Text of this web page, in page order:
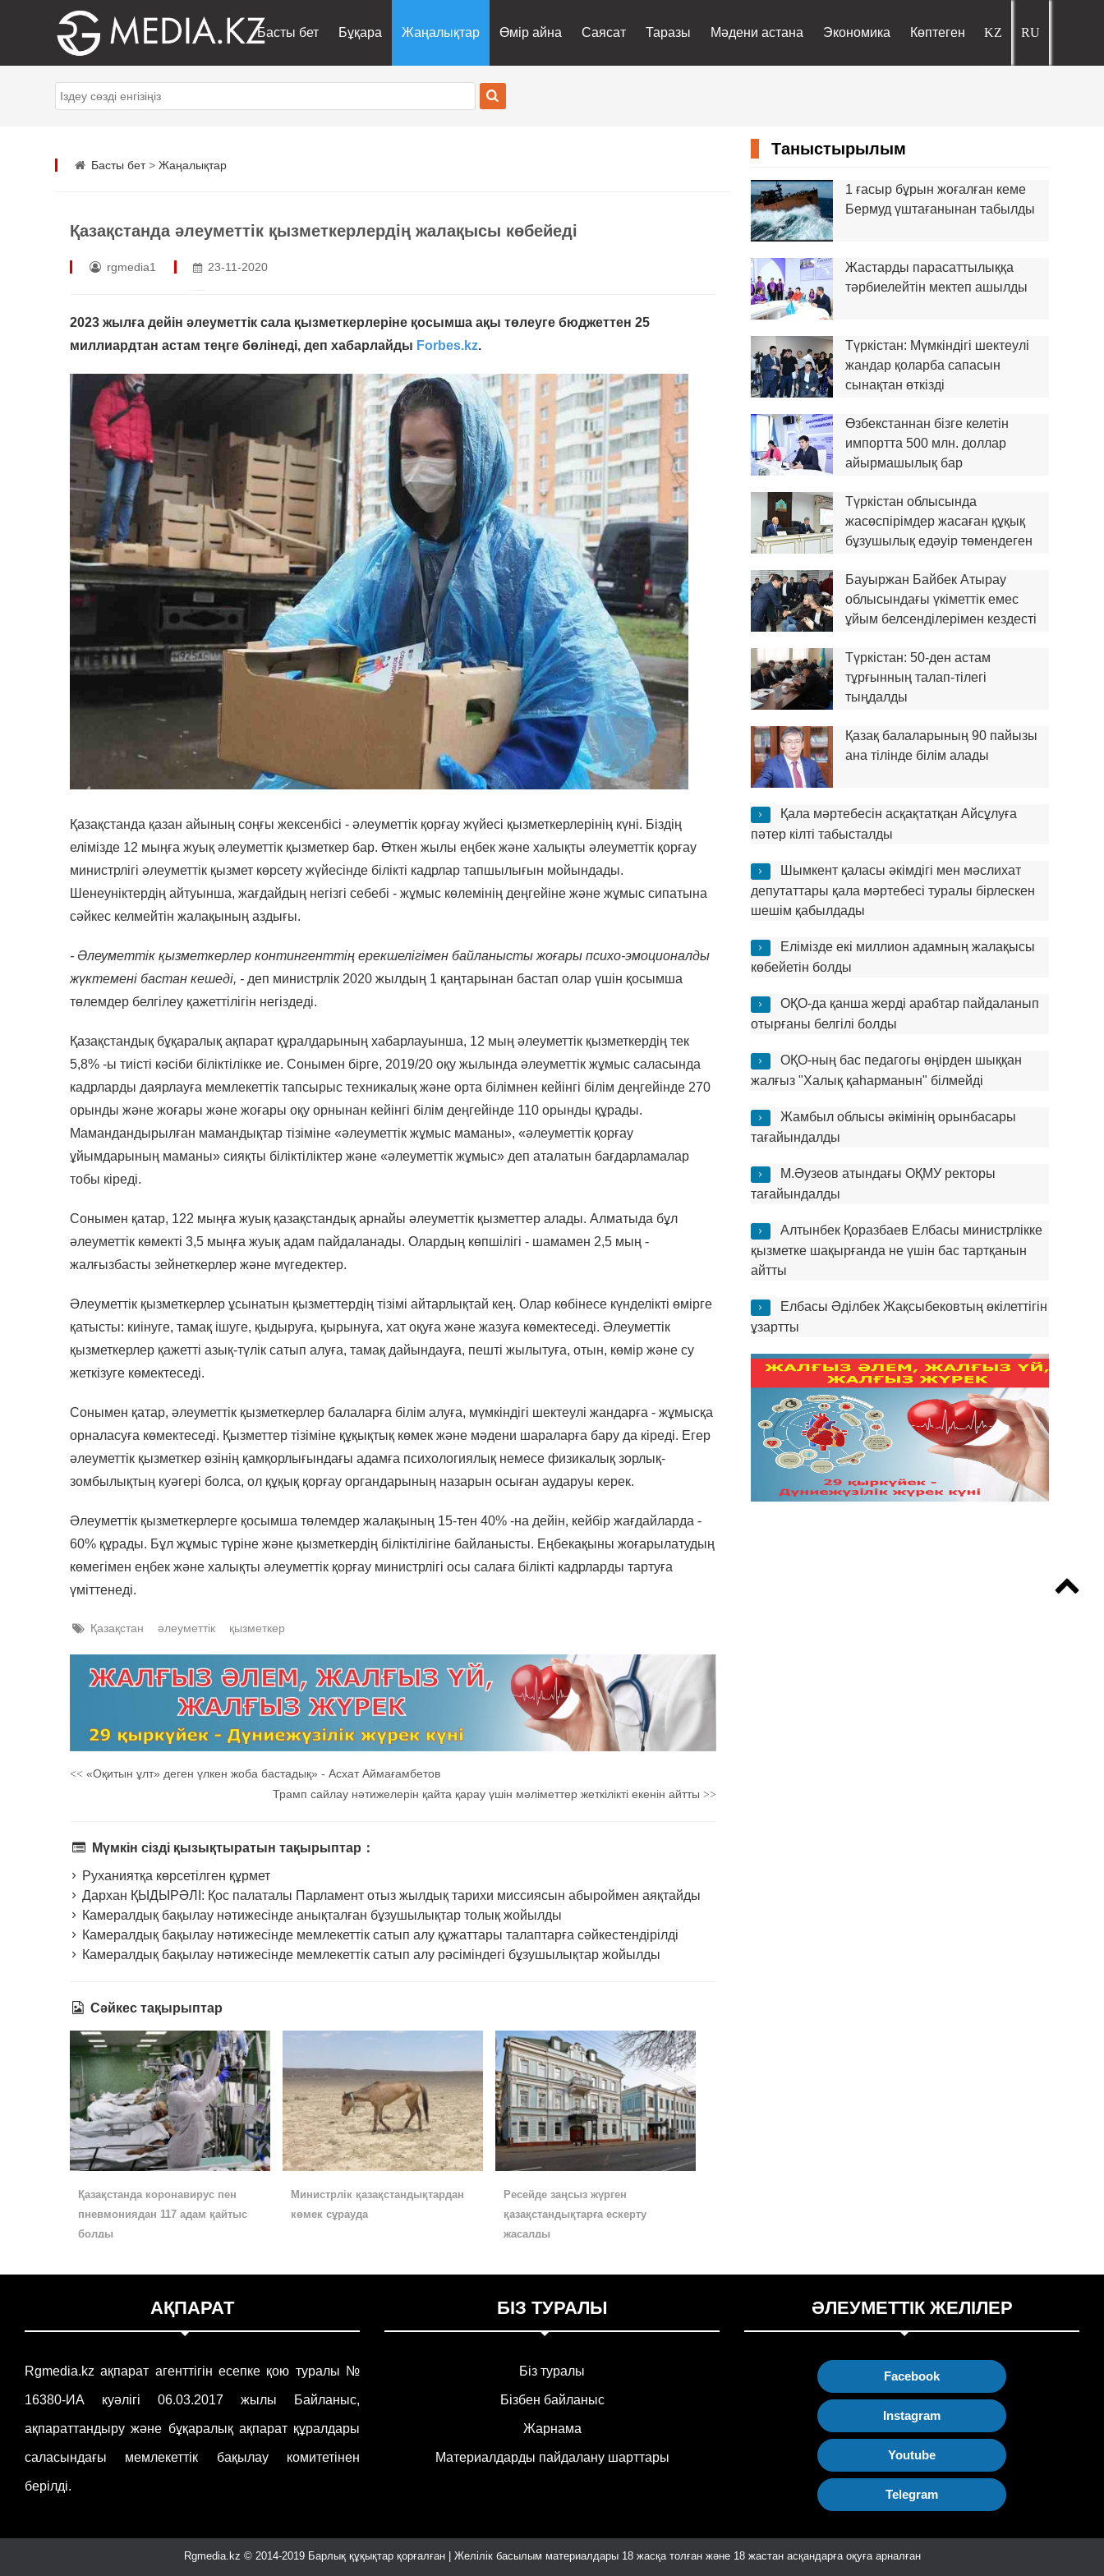
Басты бет Бұқара Жаңалықтар Өмір айна Саясат Таразы Мәдени астана Экономика Көптеген
Басты бет> Жаңалықтар
Қазақстанда әлеуметтік қызметкерлердің жалақысы көбейеді
rgmedia1 23-11-2020
2023 жылға дейін әлеуметтік сала қызметкерлеріне қосымша ақы төлеуге бюджеттен 25
миллиардтан астам теңге бөлінеді, деп хабарлайды Forbes.kz.
Қазақстанда қазан айының соңғы жексенбісі - әлеуметтік қорғау жүйесі қызметкерлерінің күні. Біздің
елімізде 12 мыңға жуық әлеуметтік қызметкер бар. Өткен жылы еңбек және халықты әлеуметтік қорғау
министрлігі әлеуметтік қызмет көрсету жүйесінде білікті кадрлар тапшылығын мойындады.
Шенеуніктердің айтуынша, жағдайдың негізгі себебі - жұмыс көлемінің деңгейіне және жұмыс сипатына
сәйкес келмейтін жалақының аздығы.
- Әлеуметтік қызметкерлер контингенттің ерекшелігімен байланысты жоғары психо-эмоционалды
жүктемені бастан кешеді, - деп министрлік 2020 жылдың 1 қаңтарынан бастап олар үшін қосымша
төлемдер белгілеу қажеттілігін негіздеді.
Қазақстандық бұқаралық ақпарат құралдарының хабарлауынша, 12 мың әлеуметтік қызметкердің тек
5,8% -ы тиісті кәсіби біліктілікке ие. Сонымен бірге, 2019/20 оқу жылында әлеуметтік жұмыс саласында
кадрларды даярлауға мемлекеттік тапсырыс техникалық және орта білімнен кейінгі білім деңгейінде 270
орынды және жоғары және жоғары оқу орнынан кейінгі білім деңгейінде 110 орынды құрады.
Мамандандырылған мамандықтар тізіміне «әлеуметтік жұмыс маманы», «әлеуметтік қорғау
ұйымдарының маманы» сияқты біліктіліктер және «әлеуметтік жұмыс» деп аталатын бағдарламалар
тобы кіреді.
Сонымен қатар, 122 мыңға жуық қазақстандық арнайы әлеуметтік қызметтер алады. Алматыда бұл
әлеуметтік көмекті 3,5 мыңға жуық адам пайдаланады. Олардың көпшілігі - шамамен 2,5 мың -
жалғызбасты зейнеткерлер және мүгедектер.
Әлеуметтік қызметкерлер ұсынатын қызметтердің тізімі айтарлықтай кең. Олар көбінесе күнделікті өмірге
қатысты: киінуге, тамақ ішуге, қыдыруға, қырынуға, хат оқуға және жазуға көмектеседі. Әлеуметтік
қызметкерлер қажетті азық-түлік сатып алуға, тамақ дайындауға, пешті жылытуға, отын, көмір және су
жеткізуге көмектеседі.
Сонымен қатар, әлеуметтік қызметкерлер балаларға білім алуға, мүмкіндігі шектеулі жандарға - жұмысқа
орналасуға көмектеседі. Қызметтер тізіміне құқықтық көмек және мәдени шараларға бару да кіреді. Егер
әлеуметтік қызметкер өзінің қамқорлығындағы адамға психологиялық немесе физикалық зорлық-
зомбылықтың куәгері болса, ол құқық қорғау органдарының назарын осыған аударуы керек.
Әлеуметтік қызметкерлерге қосымша төлемдер жалақының 15-тен 40% -на дейін, кейбір жағдайларда -
60% құрады. Бұл жұмыс түріне және қызметкердің біліктілігіне байланысты. Еңбекақыны жоғарылатудың
көмегімен еңбек және халықты әлеуметтік қорғау министрлігі осы салаға білікті кадрларды тартуға
үміттенеді.
Қазақстан әлеуметтік қызметкер
<< «Оқитын ұлт» деген үлкен жоба бастадық» - Асхат Аймағамбетов
Трамп сайлау нәтижелерін қайта қарау үшін мәліметтер жеткілікті екенін айтты >>
Мүмкін сізді қызықтыратын тақырыптар：
Руханиятқа көрсетілген құрмет
Дархан ҚЫДЫРӘЛІ: Қос палаталы Парламент отыз жылдық тарихи миссиясын абыроймен аяқтайды
Камералдық бақылау нәтижесінде анықталған бұзушылықтар толық жойылды
Камералдық бақылау нәтижесінде мемлекеттік сатып алу құжаттары талаптарға сәйкестендірілді
Камералдық бақылау нәтижесінде мемлекеттік сатып алу рәсіміндегі бұзушылықтар жойылды
Сәйкес тақырыптар
Қазақстанда коронавирус пен
пневмониядан 117 адам қайтыс
болды
Министрлік қазақстандықтардан
көмек сұрауда
Ресейде заңсыз жүрген
қазақстандықтарға ескерту
жасалды
Таныстырылым
1 ғасыр бұрын жоғалған кеме
Бермуд үштағанынан табылды
Жастарды парасаттылыққа
тәрбиелейтін мектеп ашылды
Түркістан: Мүмкіндігі шектеулі
жандар қоларба сапасын
сынақтан өткізді
Өзбекстаннан бізге келетін
импортта 500 млн. доллар
айырмашылық бар
Түркістан облысында
жасөспірімдер жасаған құқық
бұзушылық едәуір төмендеген
Бауыржан Байбек Атырау
облысындағы үкіметтік емес
ұйым белсенділерімен кездесті
Түркістан: 50-ден астам
тұрғынның талап-тілегі
тыңдалды
Қазақ балаларының 90 пайызы
ана тілінде білім алады
Қала мәртебесін асқақтатқан Айсұлуға
пәтер кілті табысталды
Шымкент қаласы әкімдігі мен мәслихат
депутаттары қала мәртебесі туралы бірлескен
шешім қабылдады
Елімізде екі миллион адамның жалақысы
көбейетін болды
ОҚО-да қанша жерді арабтар пайдаланып
отырғаны белгілі болды
ОҚО-ның бас педагогы өңірден шыққан
жалғыз "Халық қаһарманын" білмейді
Жамбыл облысы әкімінің орынбасары
тағайындалды
М.Әузеов атындағы ОҚМУ ректоры
тағайындалды
Алтынбек Қоразбаев Елбасы министрлікке
қызметке шақырғанда не үшін бас тартқанын
айтты
Елбасы Әділбек Жақсыбековтың өкілеттігін
ұзартты
АҚПАРАТ
Rgmedia.kz ақпарат агенттігін есепке қою туралы №
16380-ИА куәлігі 06.03.2017 жылы Байланыс,
ақпараттандыру және бұқаралық ақпарат құралдары
саласындағы мемлекеттік бақылау комитетінен
берілді.
БІЗ ТУРАЛЫ
Біз туралы
Бізбен байланыс
Жарнама
Материалдарды пайдалану шарттары
ӘЛЕУМЕТТІК ЖЕЛІЛЕР
Facebook
Instagram
Youtube
Telegram
Rgmedia.kz © 2014-2019 Барлық құқықтар қорғалған | Желілік басылым материалдары 18 жасқа толған және 18 жастан асқандарға оқуға арналған